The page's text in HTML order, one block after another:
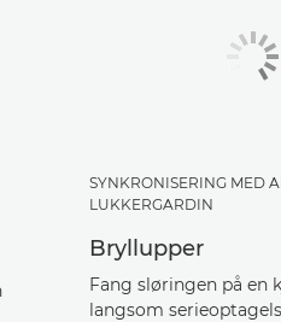
SYNKRONISERING MED
LUKKERGARDIN
Bryllupper
Fang sløringen på en
langsom